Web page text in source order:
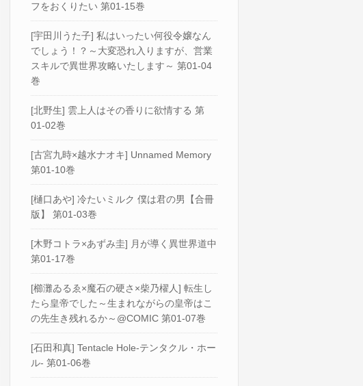
フをおくりたい 第01-15巻
[宇田川うた子] 私はいったい何役令嬢なん
でしょう！？～大変恐れ入りますが、営業
スキルで異世界攻略いたします～ 第01-04
巻
[北野生] 雲上人はその香りに欲情する 第
01-02巻
[古宮九時×越水ナオキ] Unnamed Memory
第01-10巻
[樋口あや] 冷たいミルク 僕は君の男【合冊
版】 第01-03巻
[木野コトラ×あずみ圭] 月が導く異世界道中
第01-17巻
[櫛灘ゐるゑ×魔石の硬さ×柴乃櫂人] 転生し
たら皇帝でした～生まれながらの皇帝はこ
の先生き残れるか～@COMIC 第01-07巻
[石田和真] Tentacle Hole-テンタクル・ホー
ル- 第01-06巻